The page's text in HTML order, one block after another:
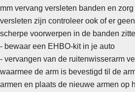
mm vervang versleten banden en
versleten zijn controleer ook of er
scherpe voorwerpen in de banden
- bewaar een EHBO-kit in je auto
- vervangen van de ruitenwisserarm
waarmee de arm is bevestigd til de
armen en plaats de nieuwe armen op